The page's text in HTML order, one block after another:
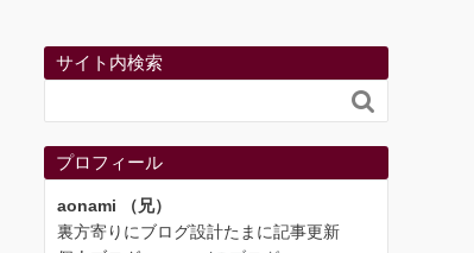
サイト内検索

プロフィール
aonami （兄）
裏方寄りにブログ設計たまに記事更新